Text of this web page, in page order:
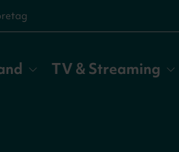
TV & Streaming